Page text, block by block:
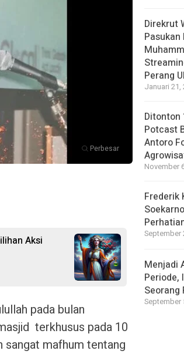
Perbesar
Aksi
pada bulan
terkhusus pada 10
sangat mafhum tentang
Direkrut
Pasukan
Perang
Januari 21,
Ditonton
Potcast
Antoro
November
Frederik
September
Menjadi
Periode,
Seorang
September